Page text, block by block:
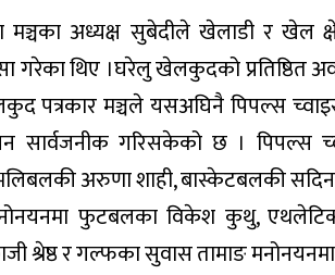
अध्यक्ष सुबेदीले खेलाडी र खेल
गरेका थिए ।घरेलु खेलकुदको प्रतिष्ठित
मञ्चले यसअघिनै पिपल्स च्वाइस
सार्वजनीक गरिसकेको छ । पिपल्स
अरुणा शाही, बास्केटबलकी
फुटबलका विकेश कुथु,
श्रेष्ठ र गल्फका सुवास तामाङ